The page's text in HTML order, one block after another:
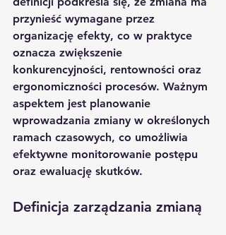
przynieść wymagane przez
organizację efekty, co w praktyce
oznacza zwiększenie
konkurencyjności, rentowności oraz
ergonomiczności procesów. Ważnym
aspektem jest planowanie
wprowadzania zmiany w określonych
ramach czasowych, co umożliwia
efektywne monitorowanie postępu
oraz ewaluację skutków.
Definicja zarządzania zmianą